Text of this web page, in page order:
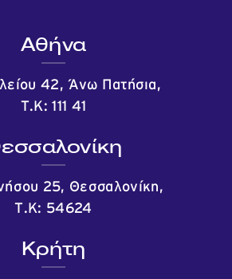
Αθήνα
42, Άνω Πατήσια,
Τ.Κ: 111 41
25, Θεσσαλονίκη,
Τ.Κ: 54624
Κρήτη